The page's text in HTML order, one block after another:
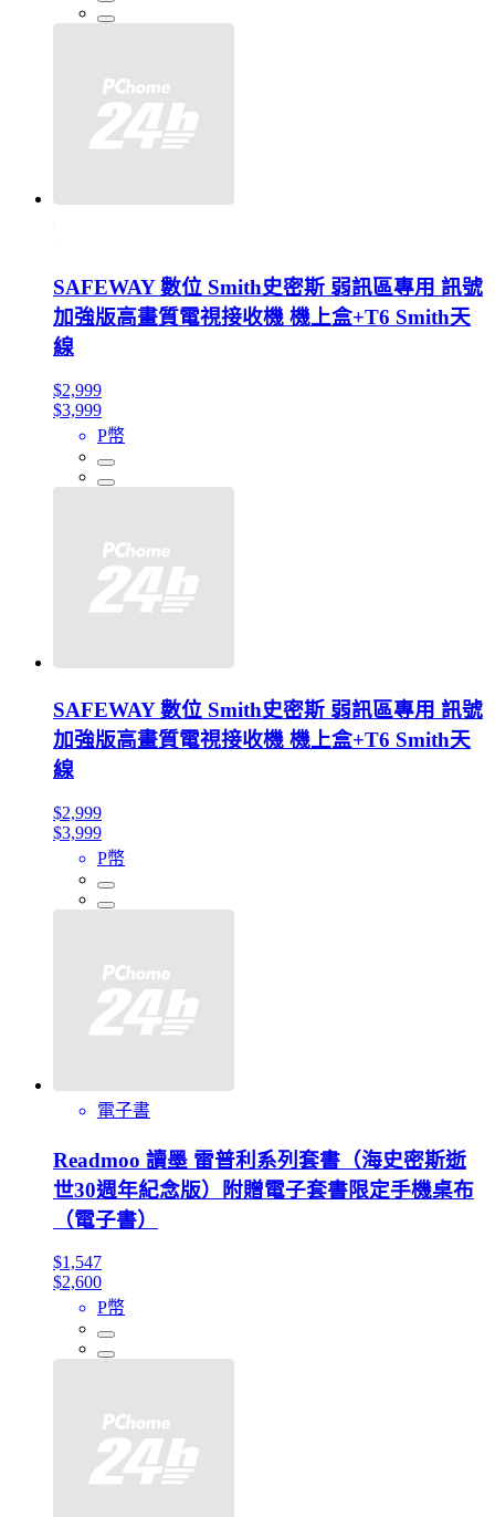
SAFEWAY 數位 Smith史密斯 弱訊區專用 訊號
加強版高畫質電視接收機 機上盒+T6 Smith天
線
$2,999
$3,999
P幣
SAFEWAY 數位 Smith史密斯 弱訊區專用 訊號
加強版高畫質電視接收機 機上盒+T6 Smith天
線
$2,999
$3,999
P幣
電子書
Readmoo 讀墨 雷普利系列套書（海史密斯逝
世30週年紀念版）附贈電子套書限定手機桌布
（電子書）
$1,547
$2,600
P幣